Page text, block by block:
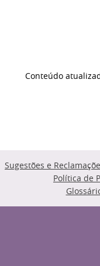
Conteúdo
Sugestões e
Política de